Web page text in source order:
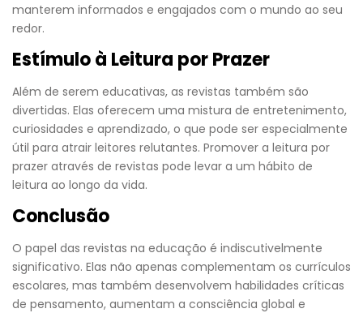
manterem informados e engajados com o mundo ao seu
redor.
Estímulo à Leitura por Prazer
Além de serem educativas, as revistas também são
divertidas. Elas oferecem uma mistura de entretenimento,
curiosidades e aprendizado, o que pode ser especialmente
útil para atrair leitores relutantes. Promover a leitura por
prazer através de revistas pode levar a um hábito de
leitura ao longo da vida.
Conclusão
O papel das revistas na educação é indiscutivelmente
significativo. Elas não apenas complementam os currículos
escolares, mas também desenvolvem habilidades críticas
de pensamento, aumentam a consciência global e